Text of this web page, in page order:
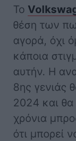
Το
θέση των
αγορά, όχι
κάποια
αυτήν. Η
8ης γενιάς
2024 και θα
χρόνια
ότι μπορεί